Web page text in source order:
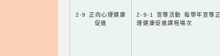
2-9 正向心理健康
促進
2-9-1 宣導活動 每學年宣導
理健康促進課程場次